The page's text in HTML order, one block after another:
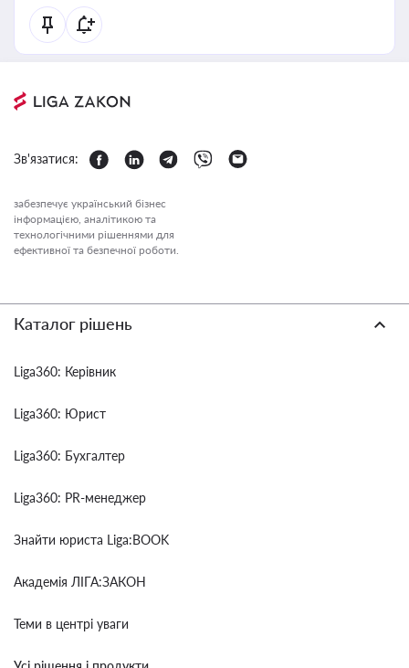
Зв'язатися:
забезпечує український бізнес
інформацією, аналітикою та
технологічними рішеннями для
ефективної та безпечної роботи.
Каталог рішень
Liga360: Керівник
Liga360: Юрист
Liga360: Бухгалтер
Liga360: PR-менеджер
Знайти юриста Liga:BOOK
Академія ЛІГА:ЗАКОН
Теми в центрі уваги